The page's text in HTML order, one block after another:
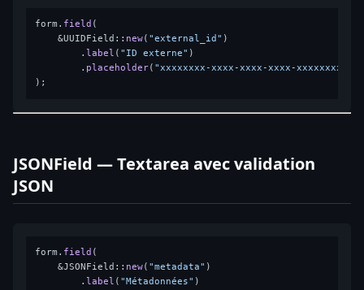
form. field (
    &UUIDField::
new( "external_id" )
        .
label ( "ID externe" )
        .
placeholder( "xxxxxxxx-xxxx-xxxx-xxxx-
JSONField — Textarea avec validation
JSON
form. field (
    &JSONField::
new( "metadata" )
        .
label ( "Métadonnées" )